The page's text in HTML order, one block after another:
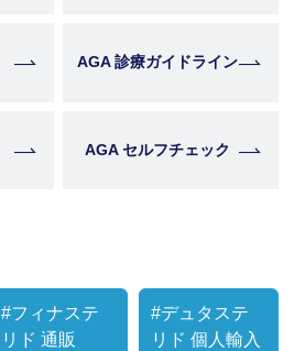
AGA 診療ガイドライン
AGA セルフチェック
#フィナステ
リド 通販
#デュタステ
リド 個人輸入